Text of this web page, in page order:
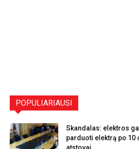
POPULIARIAUSI
Skandalas: elektros
parduoti elektrą po 10